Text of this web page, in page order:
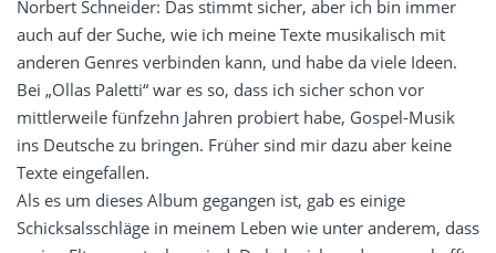
Norbert Schneider: Das stimmt sicher, aber ich bin immer
auch auf der Suche, wie ich meine Texte musikalisch mit
anderen Genres verbinden kann, und habe da viele Ideen.
Bei „Ollas Paletti“ war es so, dass ich sicher schon vor
mittlerweile fünfzehn Jahren probiert habe, Gospel-Musik
ins Deutsche zu bringen. Früher sind mir dazu aber keine
Texte eingefallen.
Als es um dieses Album gegangen ist, gab es einige
Schicksalsschläge in meinem Leben wie unter anderem, dass